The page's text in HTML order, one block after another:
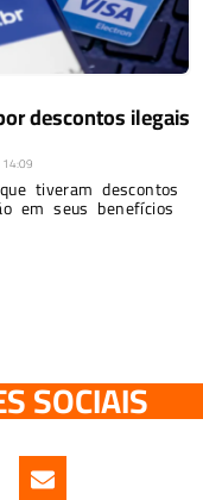
descontos ilegais
14:09
tiveram descontos
em seus benefícios
SOCIAIS